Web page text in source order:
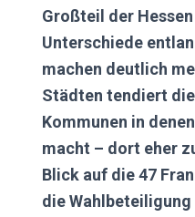
Großteil der
Unterschiede
machen deutlich
Städten tendiert
Kommunen in
macht – dort eher
Blick auf die 47
die